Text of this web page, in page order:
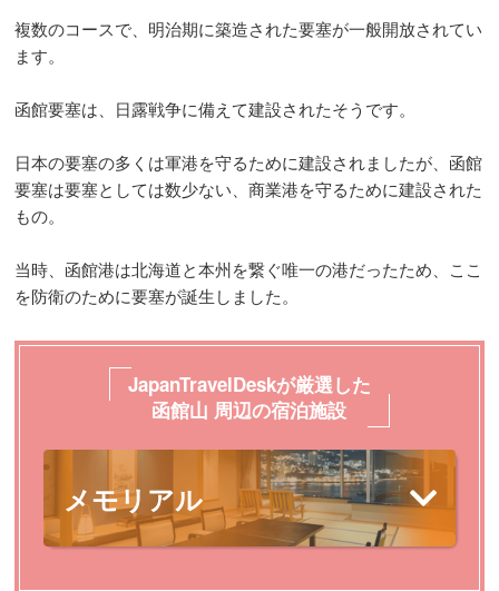
複数のコースで、明治期に築造された要塞が一般開放されてい
ます。
函館要塞は、日露戦争に備えて建設されたそうです。
日本の要塞の多くは軍港を守るために建設されましたが、函館
要塞は要塞としては数少ない、商業港を守るために建設された
もの。
当時、函館港は北海道と本州を繋ぐ唯一の港だったため、ここ
を防衛のために要塞が誕生しました。
JapanTravelDeskが厳選した
函館山 周辺の宿泊施設
メモリアル